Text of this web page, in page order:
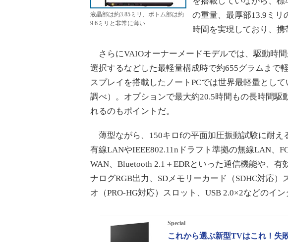
液晶部は約3.85ミリ、ボトム部は約
9.6ミリと非常に薄い
の重量、最厚部13.9ミリ
時間を実現しており、携
さらにVAIOオーナーメードモデルでは、駆動時
選択するなどした最軽量構成時で約655グラムまで
スプレイを搭載したノートPCでは世界最軽量とし
調べ）。オプションで最大約20.5時間もの長時間駆
れるのもポイントだ。
薄型ながら、150キロfの平面加圧振動試験に耐え
有線LANやIEEE802.11nドラフト準拠の無線LAN、
WAN、Bluetooth 2.1＋EDRといった通信機能や、有
ナログRGB出力、SDメモリーカード（SDHC対応
オ（PRO-HG対応）スロット、USB 2.0×2などのイ
Special
これから選ぶ新型TVはこれ！失